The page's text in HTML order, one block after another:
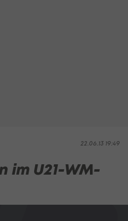
22.06.13 19:49
im U21-WM-